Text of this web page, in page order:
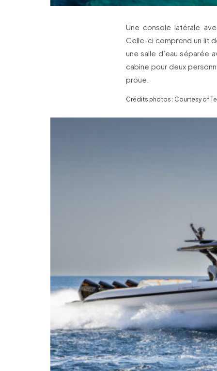
Une console latérale
Celle-ci comprend un lit
une salle d’eau séparée
cabine pour deux
proue.
Crédits photos : Courtesy of